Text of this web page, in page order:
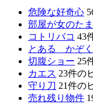
危険な好奇心
部屋が女のた
コトリバコ 43
とある かぞ
切腹ショー 25
カエス 23件の
守り刀 21件の
売れ残り物件